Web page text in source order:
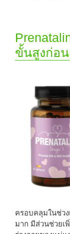
ขั้นสูงก่อ
ครอบคลุมในช่วง
มาก มีส่วนช่วยเ